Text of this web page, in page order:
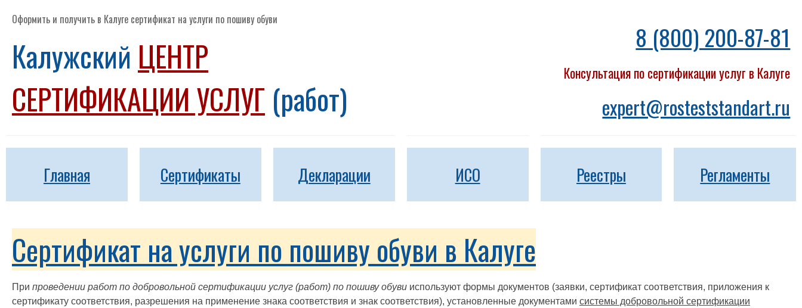
Оформить и получить в Калуге сертификат на услуги по пошиву обуви
Калужский ЦЕНТР
СЕРТИФИКАЦИИ УСЛУГ (работ)
8 (800) 200-87-81
Консультация по сертификации услуг в Калуге
expert@rosteststandart.ru
Сертификаты Декларации ИСО Реестры Регламенты
Главная
Сертификат на услуги по пошиву обуви в Калуге
При проведении работ по добровольной сертификации услуг (работ) по пошиву обуви используют формы документов (заявки, сертификат соответствия, приложения к
сертификату соответствия, разрешения на применение знака соответствия и знак соответствия), установленные документами системы добровольной сертификации